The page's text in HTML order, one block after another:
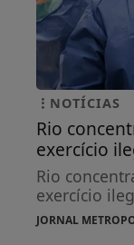
NOTÍCIAS
Rio
exercício
Rio
exercício
JORNAL